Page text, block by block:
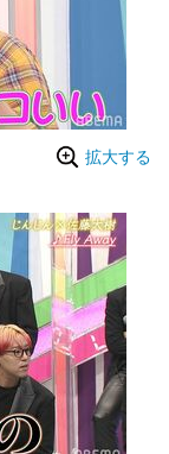
拡大する